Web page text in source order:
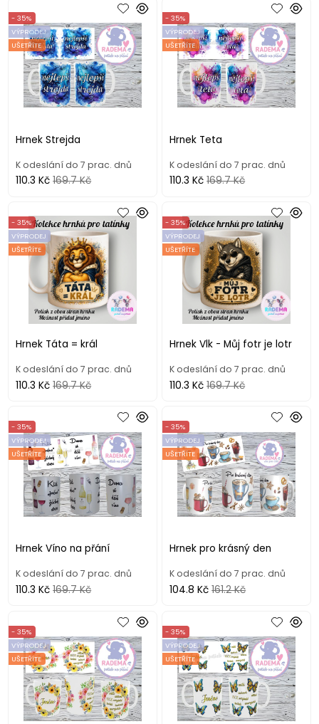
Hrnek Strejda
- 35%
VÝPRODEJ
UŠETŘÍTE
K odeslání do 7 prac. dnů
110.3 Kč 169.7 Kč
Hrnek Teta
- 35%
VÝPRODEJ
UŠETŘÍTE
K odeslání do 7 prac. dnů
110.3 Kč 169.7 Kč
Hrnek Táta = král
- 35%
VÝPRODEJ
UŠETŘÍTE
K odeslání do 7 prac. dnů
110.3 Kč 169.7 Kč
Hrnek Vlk - Můj fotr je lotr
- 35%
VÝPRODEJ
UŠETŘÍTE
K odeslání do 7 prac. dnů
110.3 Kč 169.7 Kč
Hrnek Víno na přání
- 35%
VÝPRODEJ
UŠETŘÍTE
K odeslání do 7 prac. dnů
110.3 Kč 169.7 Kč
Hrnek pro krásný den
- 35%
VÝPRODEJ
UŠETŘÍTE
K odeslání do 7 prac. dnů
104.8 Kč 161.2 Kč
- 35%
VÝPRODEJ
UŠETŘÍTE
- 35%
VÝPRODEJ
UŠETŘÍTE